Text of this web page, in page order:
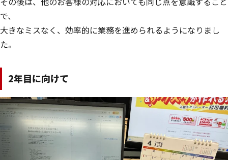
で、
大きなミスなく、効率的に業務を進められるようになりまし
た。
2年目に向けて